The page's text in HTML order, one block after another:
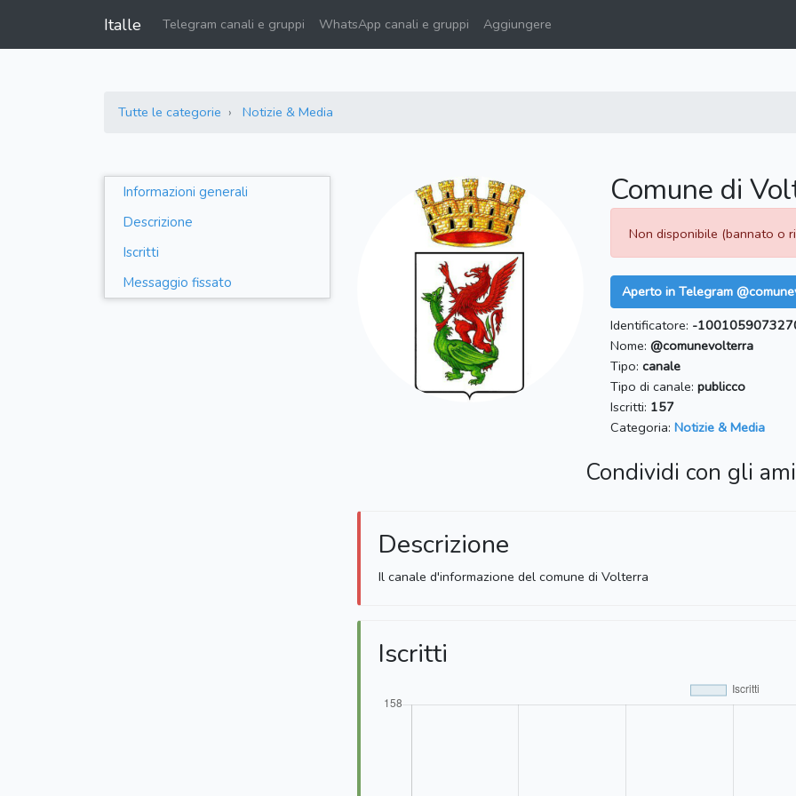
Italle Telegram canali e gruppi WhatsApp canali e gruppi Aggiungere
Tutte le categorie Notizie & Media
Informazioni generali
Descrizione
Iscritti
Messaggio fissato
Comune di
Non disponibile (bannato o
Aperto in Telegram
Identificatore: -
Nome: @comunevolterra
Tipo: canale
Tipo di canale: publicco
Iscritti: 157
Categoria: Notizie & Media
Condividi con gli
Descrizione
Il canale d'informazione del comune di Volterra
Iscritti